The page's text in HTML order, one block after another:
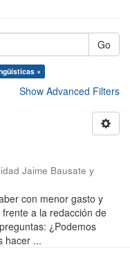
Go
×
Show Advanced Filters
Jaime Bausate y
con menor gasto y
a la redacción de
¿Podemos
hacer ...